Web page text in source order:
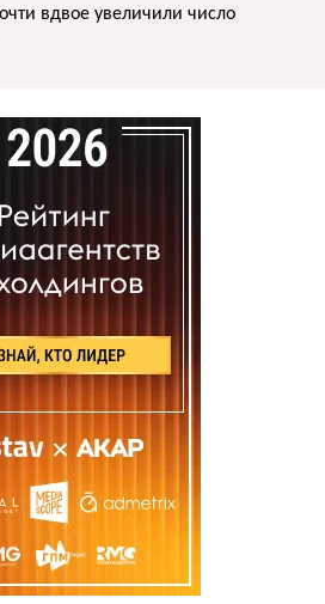
вдвое увеличили число